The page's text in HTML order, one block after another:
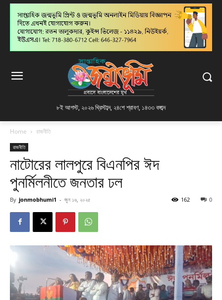
৮ই আগস্ট, ২০২৬ খ্রিস্টাব্দ, ২৪শে শ্রাবণ, ১৪৩৩ বঙ্গাব্দ
Home রাজনীতি
রাজনীতি
নাটোরের লালপুরে বিএনপির ঈদ
পুনর্মিলনীতে জনতার ঢল
By jonmobhumi1 - জুন ১৬, ২০২৫ 0
162